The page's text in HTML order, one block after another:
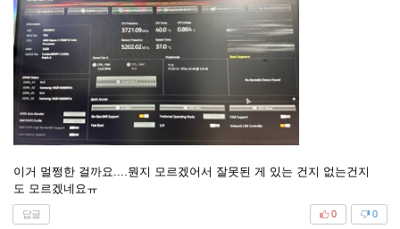
이거 멀쩡한 걸까요....뭔지 모르겠어서 잘못된 게 있는 건지 없는건지
도 모르겠네요ㅠ
답글 0
0